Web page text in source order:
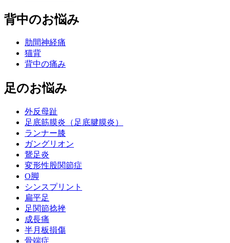
背中のお悩み
肋間神経痛
猫背
背中の痛み
足のお悩み
外反母趾
足底筋膜炎（足底腱膜炎）
ランナー膝
ガングリオン
鵞足炎
変形性股関節症
O脚
シンスプリント
扁平足
足関節捻挫
成長痛
半月板損傷
骨端症